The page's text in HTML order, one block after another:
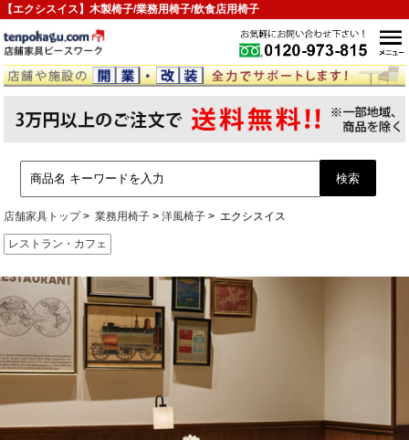
【エクシスイス】木製椅子/業務用椅子/飲食店用椅子
店舗家具トップ 業務用椅子 洋風椅子 エクシスイス
レストラン・カフェ